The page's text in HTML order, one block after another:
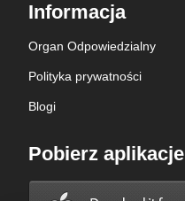
Informacja
Organ Odpowiedzialny
Polityka prywatności
Blogi
Pobierz aplikacje